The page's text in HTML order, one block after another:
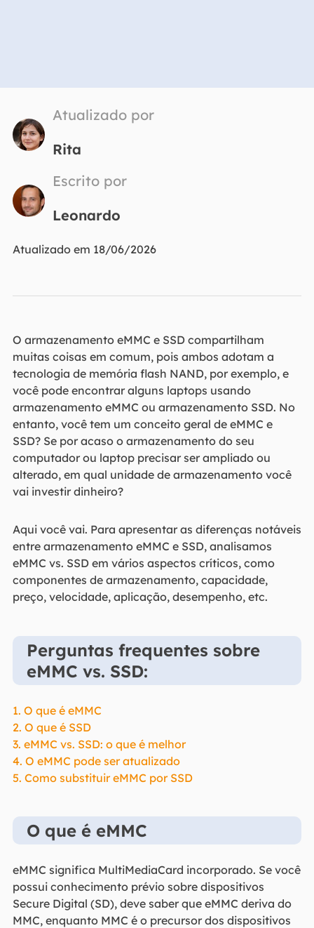
Atualizado por
Rita
Escrito por
Leonardo
Atualizado em 18/06/2026
O armazenamento eMMC e SSD compartilham
muitas coisas em comum, pois ambos adotam a
tecnologia de memória flash NAND, por exemplo, e
você pode encontrar alguns laptops usando
armazenamento eMMC ou armazenamento SSD. No
entanto, você tem um conceito geral de eMMC e
SSD? Se por acaso o armazenamento do seu
computador ou laptop precisar ser ampliado ou
alterado, em qual unidade de armazenamento você
vai investir dinheiro?
Aqui você vai. Para apresentar as diferenças notáveis
entre armazenamento eMMC e SSD, analisamos
eMMC vs. SSD em vários aspectos críticos, como
componentes de armazenamento, capacidade,
preço, velocidade, aplicação, desempenho, etc.
Perguntas frequentes sobre
eMMC vs. SSD:
1. O que é eMMC
2. O que é SSD
3. eMMC vs. SSD: o que é melhor
4. O eMMC pode ser atualizado
5. Como substituir eMMC por SSD
O que é eMMC
eMMC significa MultiMediaCard incorporado. Se você
possui conhecimento prévio sobre dispositivos
Secure Digital (SD), deve saber que eMMC deriva do
MMC, enquanto MMC é o precursor dos dispositivos